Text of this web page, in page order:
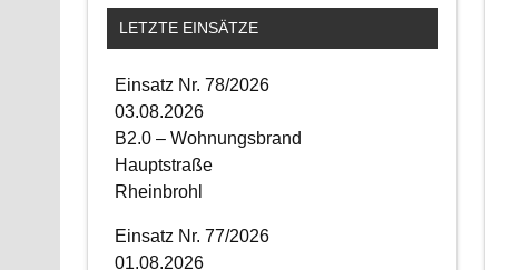
LETZTE EINSÄTZE
Einsatz Nr. 78/2026
03.08.2026
B2.0 – Wohnungsbrand
Hauptstraße
Rheinbrohl
Einsatz Nr. 77/2026
01.08.2026